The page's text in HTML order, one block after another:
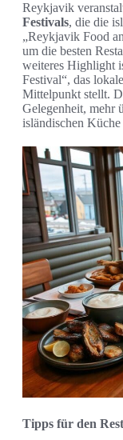
Reykjavik
Festivals, die die
„Reykjavik Food
um die besten
weiteres Highlight
Festival“, das
Mittelpunkt stellt.
Gelegenheit, mehr
isländischen
Tipps für den